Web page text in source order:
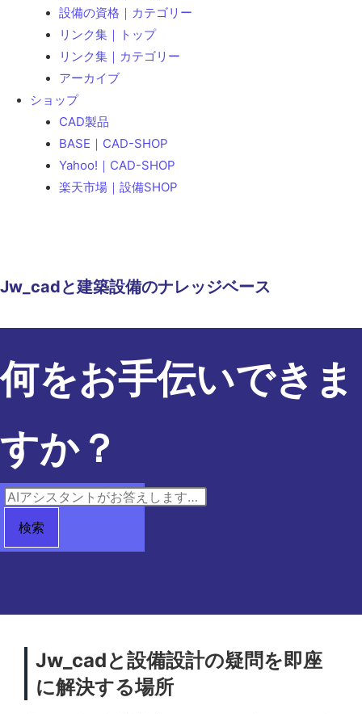
設備の資格｜カテゴリー
リンク集｜トップ
リンク集｜カテゴリー
アーカイブ
ショップ
CAD製品
BASE｜CAD-SHOP
Yahoo!｜CAD-SHOP
楽天市場｜設備SHOP
Jw_cadと建築設備のナレッジベース
何をお手伝いできま
すか？
検索
Jw_cadと設備設計の疑問を即座
に解決する場所